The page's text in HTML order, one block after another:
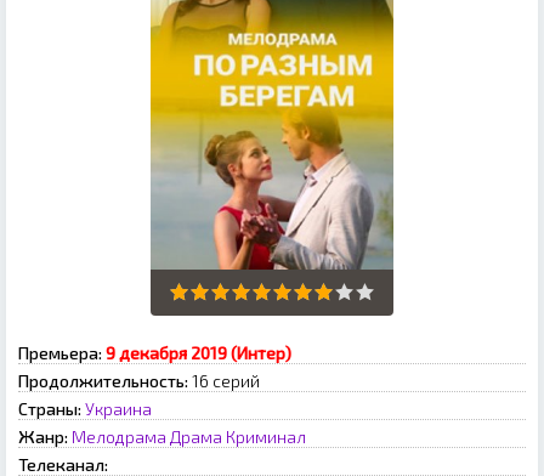
Премьера: 9 декабря 2019 (Интер)
Продолжительность: 16 серий
Страны: Украина
Жанр: Мелодрама Драма Криминал
Телеканал: